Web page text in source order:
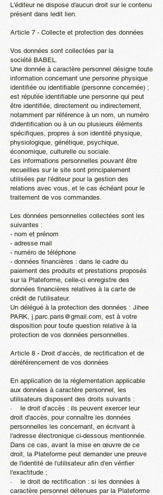
L'éditeur ne dispose d'aucun droit sur le contenu
présent dans ledit lien.
Article 7 - Collecte et protection des données
Vos données sont collectées par la
société BABEL.
Une donnée à caractère personnel désigne toute
information concernant une personne physique
identifiée ou identifiable (personne concernée) ;
est réputée identifiable une personne qui peut
être identifiée, directement ou indirectement,
notamment par référence à un nom, un numéro
d'identification ou à un ou plusieurs éléments
spécifiques, propres à son identité physique,
physiologique, génétique, psychique,
économique, culturelle ou sociale.
Les informations personnelles pouvant être
recueillies sur le site sont principalement
utilisées par l'éditeur pour la gestion des
relations avec vous, et le cas échéant pour le
traitement de vos commandes.
Les données personnelles collectées sont les
suivantes :
- nom et prénom
- adresse mail
- numéro de téléphone
- données financières : dans le cadre du
paiement des produits et prestations proposés
sur la Plateforme, celle-ci enregistre des
données financières relatives à la carte de
crédit de l'utilisateur.
Un délégué à la protection des données : Jihee
PARK, j.parc.paris@gmail.com, est à votre
disposition pour toute question relative à la
protection de vos données personnelles.
Article 8 - Droit d’accès, de rectification et de
déréférencement de vos données
En application de la réglementation applicable
aux données à caractère personnel, les
utilisateurs disposent des droits suivants :
· le droit d’accès : ils peuvent exercer leur
droit d'accès, pour connaître les données
personnelles les concernant, en écrivant à
l'adresse électronique ci-dessous mentionnée.
Dans ce cas, avant la mise en œuvre de ce
droit, la Plateforme peut demander une preuve
de l'identité de l'utilisateur afin d'en vérifier
l'exactitude ;
· le droit de rectification : si les données à
caractère personnel détenues par la Plateforme